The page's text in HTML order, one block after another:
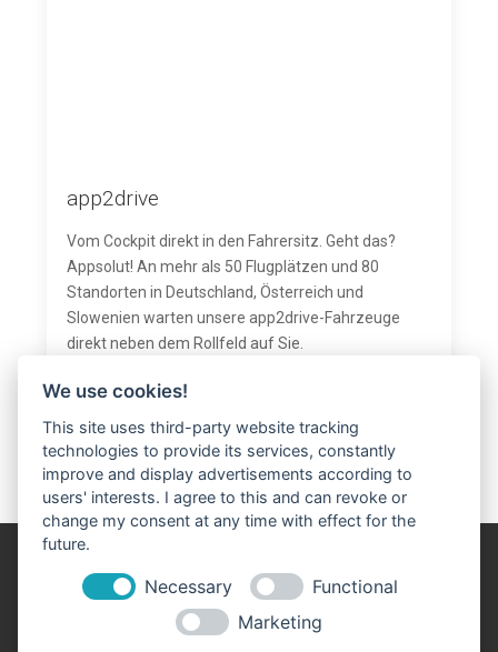
app2drive
Vom Cockpit direkt in den Fahrersitz. Geht das?
Appsolut! An mehr als 50 Flugplätzen und 80
Standorten in Deutschland, Österreich und
Slowenien warten unsere app2drive-Fahrzeuge
direkt neben dem Rollfeld auf Sie.
Jetzt buchen
Tower/OPS (Luftaufsicht)
Tel: +49 (0) 2606 1030
We use cookies!
This site uses third-party website tracking
technologies to provide its services, constantly
improve and display advertisements according to
users' interests. I agree to this and can revoke or
change my consent at any time with effect for the
future.
Necessary
Functional
Marketing